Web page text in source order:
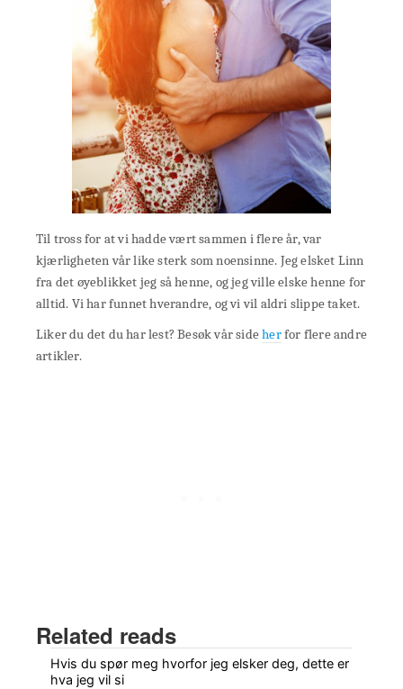
Til tross for at vi hadde vært sammen i flere år, var
kjærligheten vår like sterk som noensinne. Jeg elsket Linn
fra det øyeblikket jeg så henne, og jeg ville elske henne for
alltid. Vi har funnet hverandre, og vi vil aldri slippe taket.
Liker du det du har lest? Besøk vår sideherfor flere andre
artikler.
Related reads
Hvis du spør meg hvorfor jeg elsker deg, dette er
hva jeg vil si